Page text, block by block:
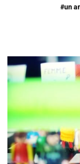
#un